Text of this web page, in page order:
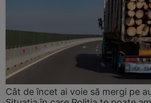
Cât de încet ai voie să mergi pe